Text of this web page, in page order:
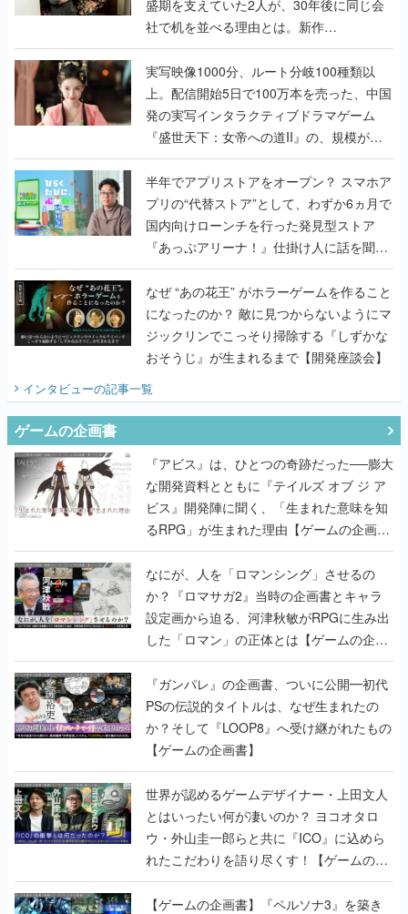
盛期を支えていた2人が、30年後に同じ会
社で机を並べる理由とは。新作
『TATSUJIN EXTREME』で初タッグを組
んだレジェンド2人に訊く開発秘話
実写映像1000分、ルート分岐100種類以
上。配信開始5日で100万本を売った、中国
発の実写インタラクティブドラマゲーム
『盛世天下：女帝への道II』の、規模が違
うこだわりをプロデューサーに聞いた
半年でアプリストアをオープン？ スマホア
プリの“代替ストア”として、わずか6ヵ月で
国内向けローンチを行った発見型ストア
『あっぷアリーナ！』仕掛け人に話を聞い
てみた
なぜ “あの花王” がホラーゲームを作ること
になったのか？ 敵に見つからないようにマ
ジックリンでこっそり掃除する『しずかな
おそうじ』が生まれるまで【開発座談会】
インタビューの記事一覧
ゲームの企画書
『アビス』は、ひとつの奇跡だった──膨大
な開発資料とともに『テイルズ オブ ジ ア
ビス』開発陣に聞く、「生まれた意味を知
るRPG」が生まれた理由【ゲームの企画
書】
なにが、人を「ロマンシング」させるの
か？『ロマサガ2』当時の企画書とキャラ
設定画から迫る、河津秋敏がRPGに生み出
した「ロマン」の正体とは【ゲームの企画
書】
『ガンパレ』の企画書、ついに公開━初代
PSの伝説的タイトルは、なぜ生まれたの
か？そして『LOOP8』へ受け継がれたもの
【ゲームの企画書】
世界が認めるゲームデザイナー・上田文人
とはいったい何が凄いのか？ ヨコオタロ
ウ・外山圭一郎らと共に『ICO』に込めら
れたこだわりを語り尽くす！【ゲームの企
画書】
【ゲームの企画書】『ペルソナ3』を築き